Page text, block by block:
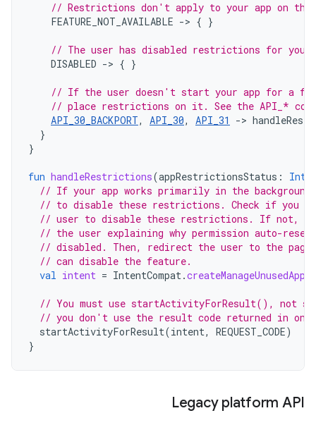
// Restrictions don't apply to your app on
FEATURE_NOT_AVAILABLE -> { }
// The user has disabled restrictions for your
DISABLED -> { }
// If the user doesn't start your app for a
// place restrictions on it. See the API_*
API_30_BACKPORT, API_30, API_31 ->
}
}
fun handleRestrictions(appRestrictionsStatus : Int
// If your app works primarily in the
// to disable these restrictions. Check if you
// user to disable these restrictions. If not, you
// the user explaining why permission auto-
// disabled. Then, redirect the user to the page
// can disable the feature.
val intent = IntentCompat.
// You must use startActivityForResult(), not
// you don't use the result code returned in
startActivityForResult(intent, REQUEST_CODE)
}
Legacy platform API